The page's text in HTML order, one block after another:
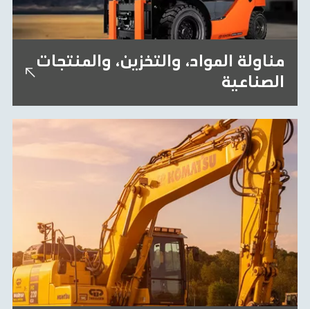
مناولة المواد، والتخزين، والمنتجات
الصناعية
من خلال ارتباطها الطويل مع شركة تويوتا لمعالجة
المواد.